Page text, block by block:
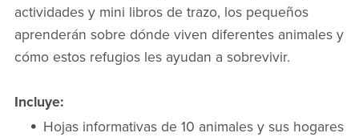
actividades y mini libros de trazo, los pequeños
aprenderán sobre dónde viven diferentes animales y
cómo estos refugios les ayudan a sobrevivir.
Incluye:
Hojas informativas de 10 animales y sus hogares